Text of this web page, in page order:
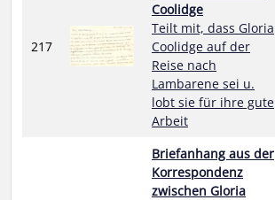
217
Coolidge
Teilt mit, dass Gloria
Coolidge auf der
Reise nach
Lambarene sei u.
lobt sie für ihre gute
Arbeit
Briefanhang aus der
Korrespondenz
zwischen Gloria